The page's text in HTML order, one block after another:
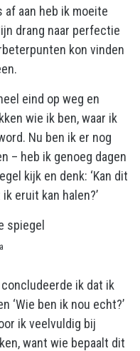
af aan heb ik moeite
drang naar perfectie
kon vinden
eind op weg en
wie ik ben, waar ik
Nu ben ik er nog
– heb ik genoeg dagen
kijk en denk: ‘Kan dit
eruit kan halen?’
ik dat ik
‘Wie ben ik nou echt?’
ik veelvuldig bij
want wie bepaalt dit